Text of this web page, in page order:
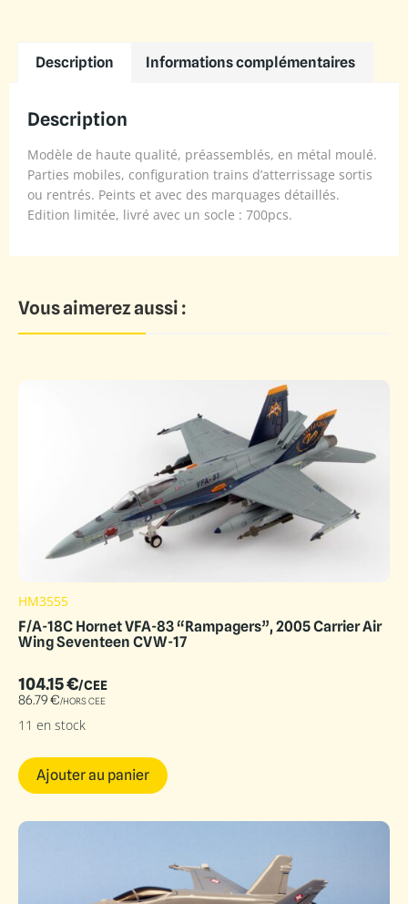
Description Informations complémentaires
Description
Modèle de haute qualité, préassemblés, en métal moulé.
Parties mobiles, configuration trains d’atterrissage sortis
ou rentrés. Peints et avec des marquages détaillés.
Edition limitée, livré avec un socle : 700pcs.
Vous aimerez aussi :
HM3555
F/A-18C Hornet VFA-83 “Rampagers”, 2005 Carrier Air
Wing Seventeen CVW-17
104.15€/CEE
86.79€/HORS CEE
11 en stock
Ajouter au panier